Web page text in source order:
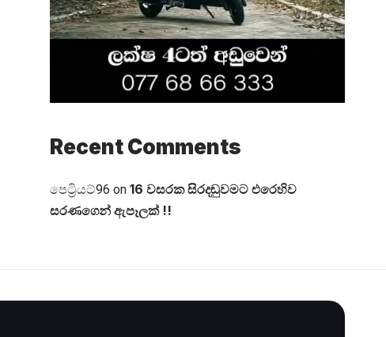
Recent Comments
පෙට්‍රියට්96 on 16 වසරක සිරදඬුවමට එරෙහිව
සරණගෙන් ඇපෑලක් !!